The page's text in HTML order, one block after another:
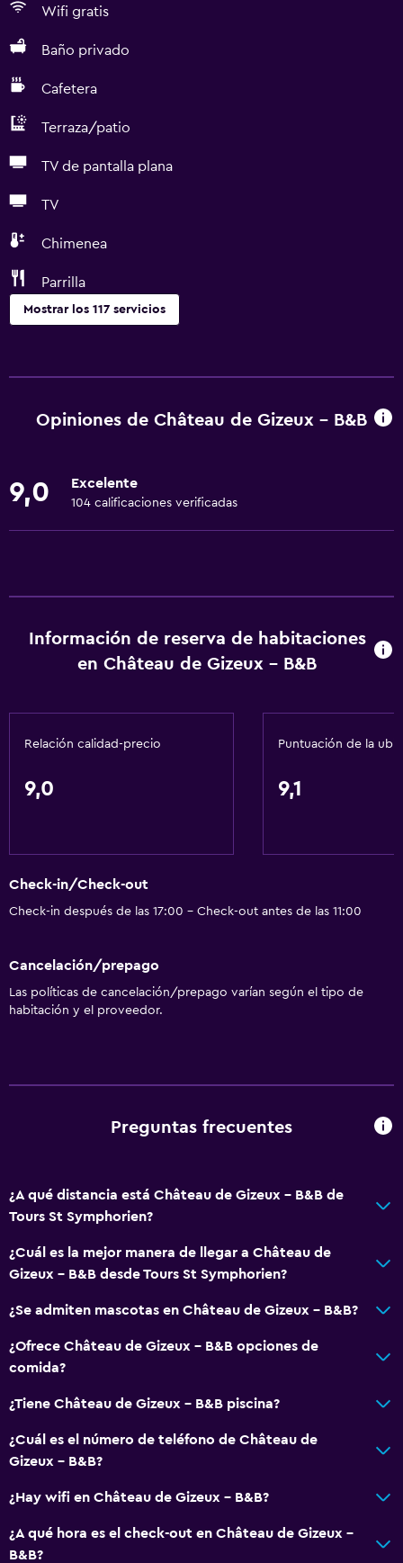
Wifi gratis
Baño privado
Cafetera
Terraza/patio
TV de pantalla plana
TV
Chimenea
Parrilla
Mostrar los 117 servicios
Unidad ubicada en la planta baja
Fregadero bajo
Accesibilidad
Ducha adaptada para silla de ruedas
Estacionamiento accesible
Tina de baño adaptada
Cocina
Copas
Tetera eléctrica
Cocina
Cocineta
Microondas
Nevera
Comedor
General
Habitaciones familiares
Vista al jardín
Piso de parquet o madera noble
Vista a punto de interés
Zona de estar
Opiniones de Château de Gizeux - B&B
9,0 Excelente
104 calificaciones verificadas
Información de reserva de habitaciones
en Château de Gizeux - B&B
Relación calidad-precio
9,0
Puntuación de la
9,1
Check-in/Check-out
Check-in después de las 17:00 - Check-out antes de las 11:00
Cancelación/prepago
Las políticas de cancelación/prepago varían según el tipo de
habitación y el proveedor.
Preguntas frecuentes
¿A qué distancia está Château de Gizeux - B&B de
Tours St Symphorien?
¿Cuál es la mejor manera de llegar a Château de
Gizeux - B&B desde Tours St Symphorien?
¿Se admiten mascotas en Château de Gizeux - B&B?
¿Ofrece Château de Gizeux - B&B opciones de
comida?
¿Tiene Château de Gizeux - B&B piscina?
¿Cuál es el número de teléfono de Château de
Gizeux - B&B?
¿Hay wifi en Château de Gizeux - B&B?
¿A qué hora es el check-out en Château de Gizeux -
B&B?